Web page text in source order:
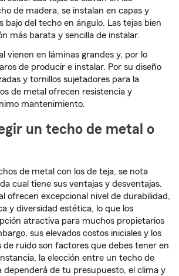
de madera, se instalan en capas y
bajo del techo en ángulo. Las tejas bien
más barata y sencilla de instalar.
vienen en láminas grandes y, por lo
de producir e instalar. Por su diseño
y tornillos sujetadores para la
de metal ofrecen resistencia y
mantenimiento.
un techo de metal o
de metal con los de teja, se nota
cual tiene sus ventajas y desventajas.
ofrecen excepcional nivel de durabilidad,
y diversidad estética, lo que los
atractiva para muchos propietarios
sus elevados costos iniciales y los
de ruido son factores que debes tener en
la elección entre un techo de
dependerá de tu presupuesto, el clima y